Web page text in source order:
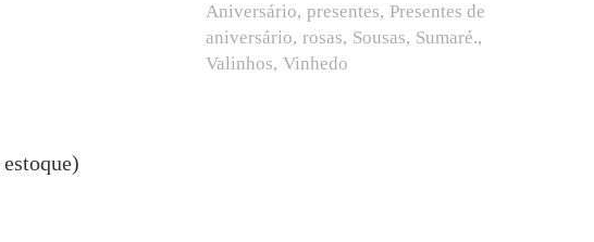
Aniversário presentes Presentes de
aniversário rosas Sousas Sumaré.
Valinhos Vinhedo